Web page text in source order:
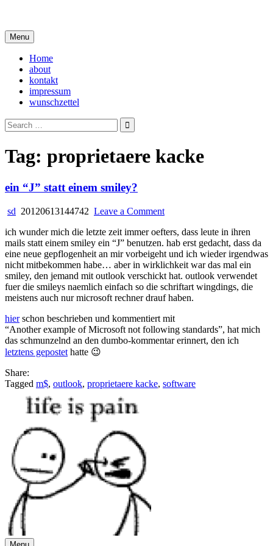
content
Menu
Home
about
kontakt
impressum
wunschzettel
Search
for:
Tag: proprietaere kacke
ein “J” statt einem smiley?
sd 20120613144742 Leave a Commenton
“J”
statt
einem
smiley?
ich wunder mich die letzte zeit immer oefters, dass leute in ihren
mails statt einem smiley ein “J” benutzen. hab erst gedacht, dass da
eine neue gepflogenheit an mir vorbeigeht und ich wieder irgendwas
nicht mitbekommen habe… aber in wirklichkeit war das mal ein
smiley, den jemand mit outlook verschickt hat. outlook verwendet
fuer die smileys naemlich einfach so die schriftart wingdings, die
meistens auch nur microsoft rechner drauf haben.
hierschon beschrieben und kommentiert mit
“Another example of Microsoft not following standards”, hat mich
das schmunzelnd an den dumbo-kommentar erinnert, den ich
letztens gepostet hatte 😉
Share:
Tagged m$, outlook, proprietaere kacke, software